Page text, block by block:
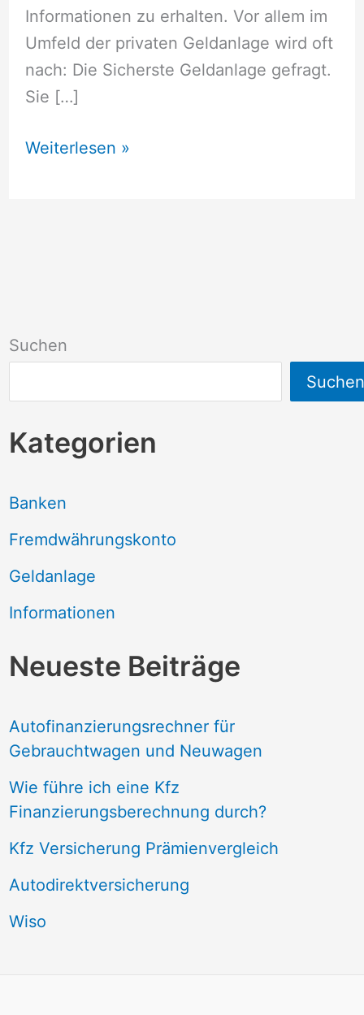
Suchen
Suchen
Kategorien
Banken
Fremdwährungskonto
Geldanlage
Informationen
Neueste Beiträge
Autofinanzierungsrechner für
Gebrauchtwagen und Neuwagen
Wie führe ich eine Kfz
Finanzierungsberechnung durch?
Kfz Versicherung Prämienvergleich
Autodirektversicherung
Wiso
Informationen zu erhalten. Vor allem im
Umfeld der privaten Geldanlage wird oft
nach: Die Sicherste Geldanlage gefragt.
Sie […]
Die
Weiterlesen »